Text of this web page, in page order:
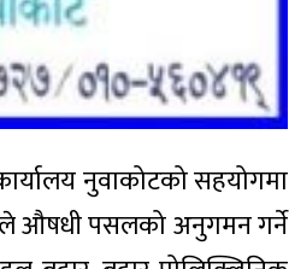
नुवाकोटको सहयोगमा
औषधी पसलको अनुगमन गर्ने